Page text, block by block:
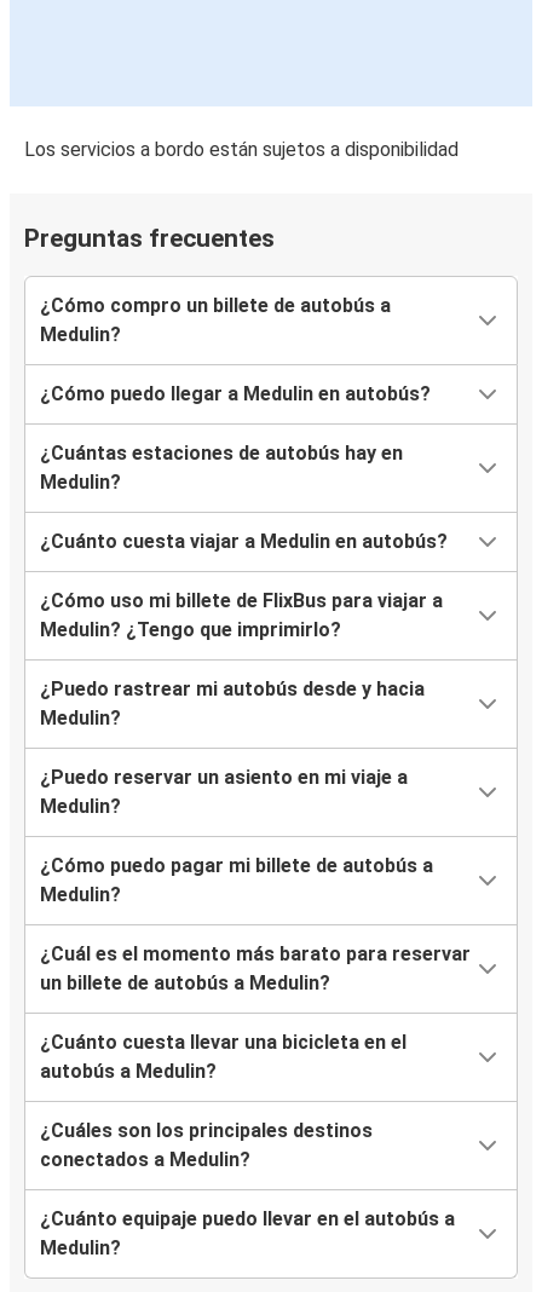
Los servicios a bordo están sujetos a disponibilidad
Preguntas frecuentes
¿Cómo compro un billete de autobús a
Medulin?
¿Cómo puedo llegar a Medulin en autobús?
¿Cuántas estaciones de autobús hay en
Medulin?
¿Cuánto cuesta viajar a Medulin en autobús?
¿Cómo uso mi billete de FlixBus para viajar a
Medulin? ¿Tengo que imprimirlo?
¿Puedo rastrear mi autobús desde y hacia
Medulin?
¿Puedo reservar un asiento en mi viaje a
Medulin?
¿Cómo puedo pagar mi billete de autobús a
Medulin?
¿Cuál es el momento más barato para reservar
un billete de autobús a Medulin?
¿Cuánto cuesta llevar una bicicleta en el
autobús a Medulin?
¿Cuáles son los principales destinos
conectados a Medulin?
¿Cuánto equipaje puedo llevar en el autobús a
Medulin?